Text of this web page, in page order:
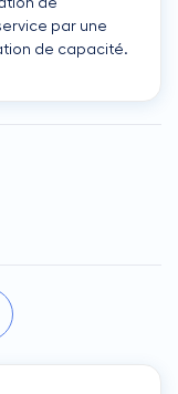
de
par une
de capacité.